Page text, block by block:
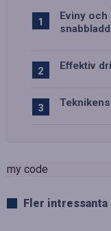
Eviny
Effektiv
my code
Fler intressanta